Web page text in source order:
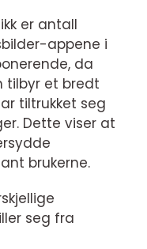
er antall
appene i
da
tilbyr et bredt
tiltrukket seg
Dette viser at
brukerne.
seg fra